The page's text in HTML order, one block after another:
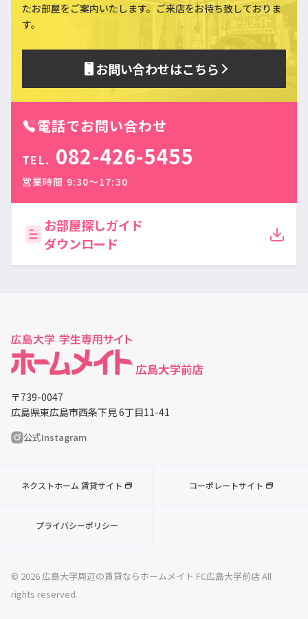
たお部屋をご案内いたします。ご来店をお待ち致しておりま
す。
お問い合わせはこちら
電話でお問い合わせ
TEL. 082-426-5455
営業時間 9:30〜17:30
お部屋探しガイド
ダウンロード
〒739-0047
広島県東広島市西条下見 6丁目11-41
公式Instagram
ネクストホーム 賃貸サイト コーポレートサイト
プライバシーポリシー
© 2026 広島大学周辺の賃貸ならホームメイト FC広島大学前店 All
rights reserved.